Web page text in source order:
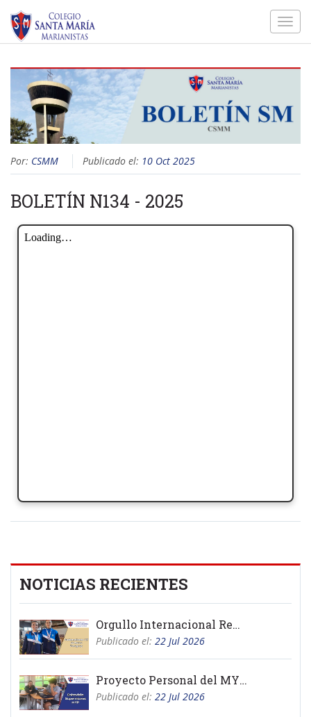
Por: CSMM Publicado el: 10 Oct 2025
BOLETÍN N134 - 2025
NOTICIAS RECIENTES
Orgullo Internacional Remo
Publicado el: 22 Jul 2026
Proyecto Personal del MYP 2026
Publicado el: 22 Jul 2026